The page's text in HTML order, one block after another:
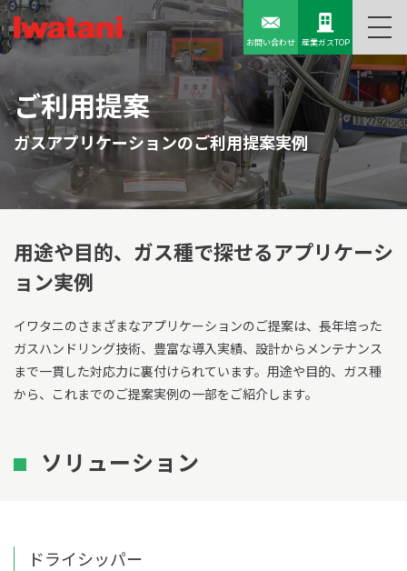
お問い合わせ 産業ガスTOP
ご利用提案
ガスアプリケーションのご利用提案実例
用途や目的、ガス種で探せるアプリケーシ
ョン実例
イワタニのさまざまなアプリケーションのご提案は、長年培った
ガスハンドリング技術、豊富な導入実績、設計からメンテナンス
まで一貫した対応力に裏付けられています。用途や目的、ガス種
から、これまでのご提案実例の一部をご紹介します。
ソリューション
ドライシッパー